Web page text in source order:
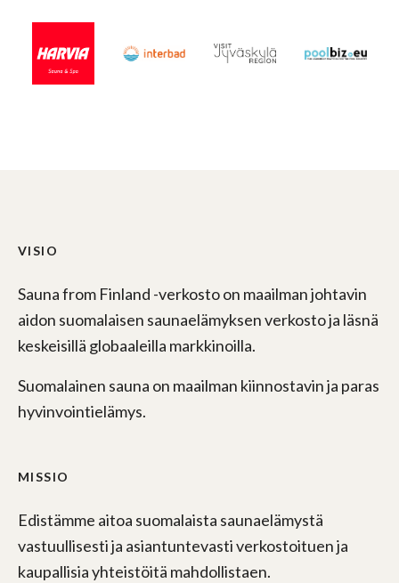
VISIO
Sauna from Finland -verkosto on maailman johtavin
aidon suomalaisen saunaelämyksen verkosto ja läsnä
keskeisillä globaaleilla markkinoilla.
Suomalainen sauna on maailman kiinnostavin ja paras
hyvinvointielämys.
MISSIO
Edistämme aitoa suomalaista saunaelämystä
vastuullisesti ja asiantuntevasti verkostoituen ja
kaupallisia yhteistöitä mahdollistaen.